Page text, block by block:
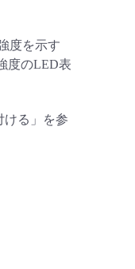
度を示す
度のLED表
ける」を参